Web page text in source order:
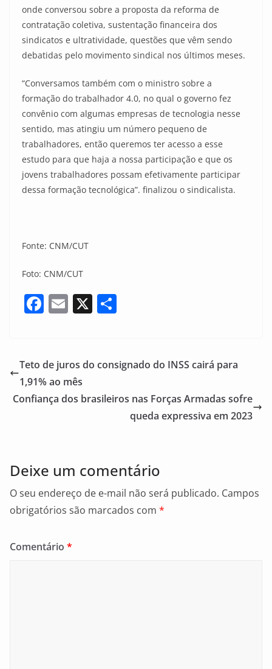
onde conversou sobre a proposta da reforma de
contratação coletiva, sustentação financeira dos
sindicatos e ultratividade, questões que vêm sendo
debatidas pelo movimento sindical nos últimos meses.
“Conversamos também com o ministro sobre a
formação do trabalhador 4.0, no qual o governo fez
convênio com algumas empresas de tecnologia nesse
sentido, mas atingiu um número pequeno de
trabalhadores, então queremos ter acesso a esse
estudo para que haja a nossa participação e que os
jovens trabalhadores possam efetivamente participar
dessa formação tecnológica”. finalizou o sindicalista.
Fonte: CNM/CUT
Foto: CNM/CUT
F
e
b
o
E
l
X
e
Teto de juros do consignado do INSS cairá para
1,91% ao mês
Confiança dos brasileiros nas Forças Armadas sofre
queda expressiva em 2023
Deixe um comentário
O seu endereço de e-mail não será publicado. Campos
obrigatórios são marcados com *
Comentário *